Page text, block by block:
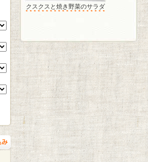
クスクスと焼き野菜のサラダ